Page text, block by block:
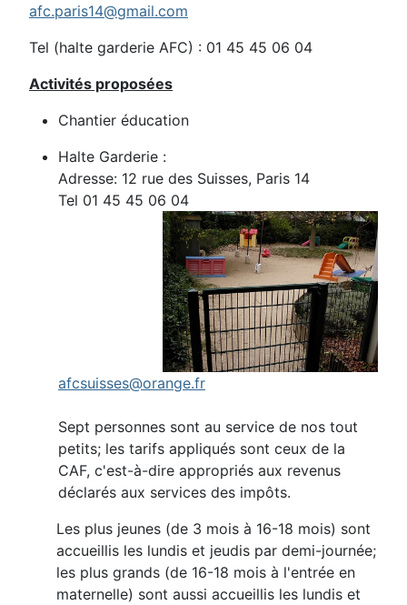
afc.paris14@gmail.com
Tel (halte garderie AFC) : 01 45 45 06 04
Activités proposées
Chantier éducation
Halte Garderie :
Adresse: 12 rue des Suisses, Paris 14
Tel 01 45 45 06 04
afcsuisses@orange.fr
Sept personnes sont au service de nos tout
petits; les tarifs appliqués sont ceux de la
CAF, c'est-à-dire appropriés aux revenus
déclarés aux services des impôts.
Les plus jeunes (de 3 mois à 16-18 mois) sont
accueillis les lundis et jeudis par demi-journée;
les plus grands (de 16-18 mois à l'entrée en
maternelle) sont aussi accueillis les lundis et